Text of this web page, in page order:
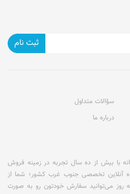
ثبت نام
سؤالات متداول
درباره ما
با بیش از ده سال تجربه در زمینه فروش
آنلاین تخصصی جنوب غرب کشور؛ شما از
روز می‌توانید سفارش خودتون رو به صورت